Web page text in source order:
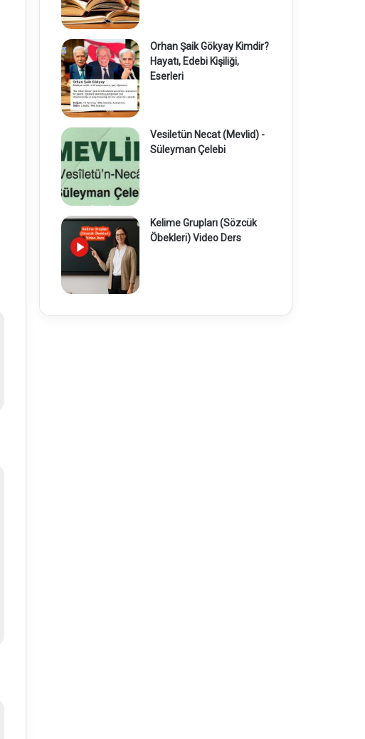
Orhan Şaik Gökyay Kimdir?
Hayatı, Edebi Kişiliği,
Eserleri
Vesiletün Necat (Mevlid) -
Süleyman Çelebi
Kelime Grupları (Sözcük
Öbekleri) Video Ders